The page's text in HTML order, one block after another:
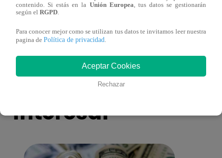
Pájaro Gómez venció a Miguel Mateos y
mantuvo su silla de consagrado!
rock
También te puede
interesar
contenido. Si estás en la Unión Europea , tus datos se gestionarán
según el RGPD
Para conocer mejor como se utilizan tus datos te invitamos leer nuestra
pagina de Política de privacidad
Aceptar Cookies
Rechazar